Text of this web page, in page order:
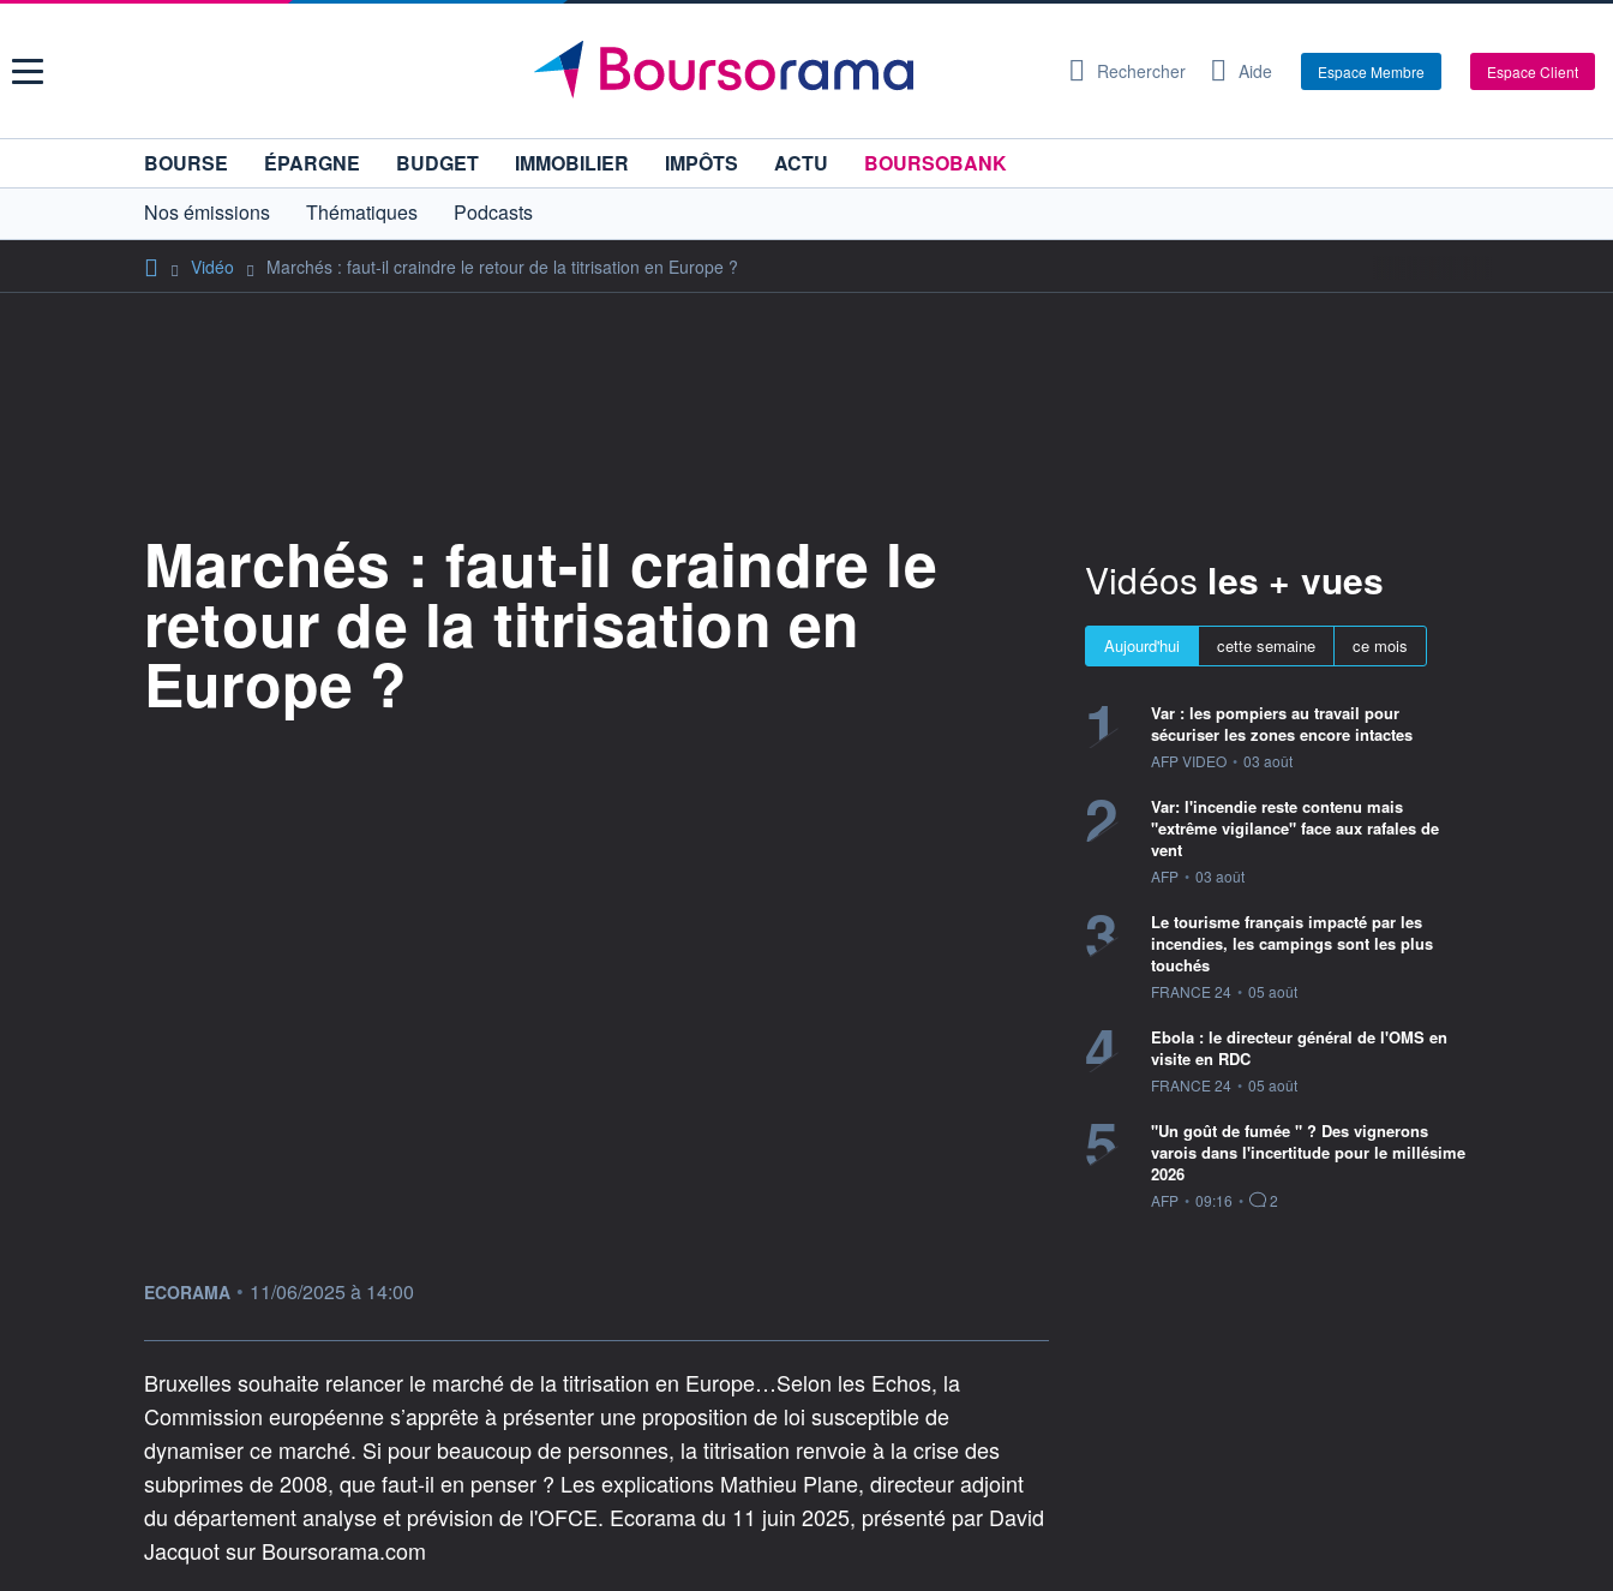
Menu Rechercher Aide Espace Membre Espace Client
BOURSE ÉPARGNE BUDGET IMMOBILIER IMPÔTS ACTU
BOURSOBANK
Nos émissions
Thématiques Podcasts
Vidéo Marchés : faut-il craindre le retour de la titrisation en Europe ?
Marchés : faut-il craindre le
retour de la titrisation en
Europe ?
information fournie par
ECORAMA • 11/06/2025 à 14:00
Bruxelles souhaite relancer le marché de la titrisation en Europe…Selon les Echos, la
Commission européenne s’apprête à présenter une proposition de loi susceptible de
dynamiser ce marché. Si pour beaucoup de personnes, la titrisation renvoie à la crise des
subprimes de 2008, que faut-il en penser ? Les explications Mathieu Plane, directeur adjoint
du département analyse et prévision de l'OFCE. Ecorama du 11 juin 2025, présenté par David
Jacquot sur Boursorama.com
Vidéos les + vues
Aujourd'hui cette semaine ce mois
1
Var : les pompiers au travail pour
sécuriser les zones encore intactes
information fournie par
AFP VIDEO • 03 août
2
Var: l'incendie reste contenu mais
"extrême vigilance" face aux rafales de
vent
information fournie par
AFP • 03 août
3
Le tourisme français impacté par les
incendies, les campings sont les plus
touchés
information fournie par
FRANCE 24 • 05 août
4
Ebola : le directeur général de l'OMS en
visite en RDC
information fournie par
FRANCE 24 • 05 août
5
"Un goût de fumée " ? Des vignerons
varois dans l'incertitude pour le millésime
2026
information fournie par
AFP • 09:16 • 2